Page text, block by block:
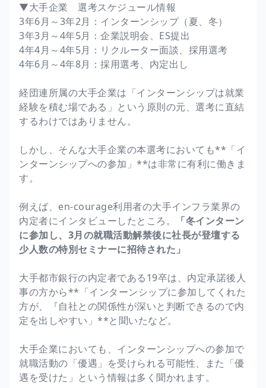
▼大手企業 選考スケジュール情報
3年6月～3年2月：インターンシップ（夏、冬）
3年3月～4年5月：企業説明会、ES提出
4年4月～4年5月：リクルーター面談、採用選考
4年6月～4年8月：採用選考、内定出し
経団連所属の大手企業は「インターンシップは就業
経験を積む場である」という原則の元、選考に直結
するわけではありません。
しかし、そんな大手企業の本選考においても**「イ
ンターンシップへの参加」**は非常に有利に働きま
す。
例えば、en-courage利用者の大手インフラ業界の
内定者にインタビューしたところ。
「冬インターン
に参加し、3月の就職活動解禁後に社長が登壇する
少人数の特別セミナーに招待された」
大手都市銀行の内定者である19卒は、内定承諾後人
事の方から**「インターンシップに参加してくれた
方が、『自社との関係性が深いと判断できるので内
定を出しやすい」**と聞いたなど。
大手企業においても、インターンシップへの参加で
就職活動の「優遇」を受けられる可能性、また「優
遇を受けた」という情報は多く聞かれます。